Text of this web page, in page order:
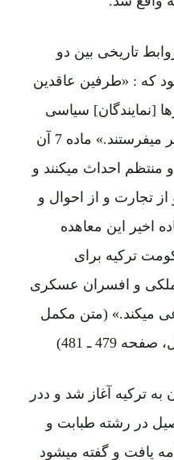
تاریخی بین دو
در ماده 6 آن تصریح شده بود که : «طرفین عاقدین
[نمایندگان] سیاسی
مقاوله نامه های علیحده می نویسند و از اکنون بمرکزهای جانبین سفیر میفرستند.» ماده 7 آن
احداث میکنند و
تجارت و از احوال و
اخیر این معاهده
ترکیه برای
ملکی و افسران عسکری
میکند.» (متن مکمل
ـ 481)
افغان به ترکیه آغاز شد و ددر
در رشته طبابت و
یافت و گفته میشود